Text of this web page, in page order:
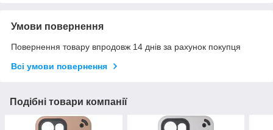
Умови повернення
Повернення товару впродовж 14 днів за рахунок покупця
Всі умови повернення
Подібні товари компанії